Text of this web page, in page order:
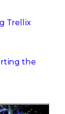
Trellix
the